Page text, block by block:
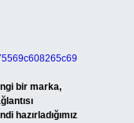
bir marka,
hazırladığımız